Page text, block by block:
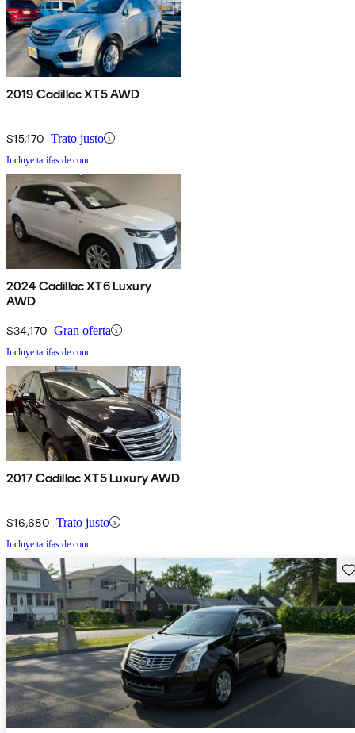
2019 Cadillac XT5 AWD
$15,170 Trato justo
Incluye tarifas de conc.
2024 Cadillac XT6 Luxury
AWD
$34,170 Gran oferta
Incluye tarifas de conc.
2017 Cadillac XT5 Luxury AWD
$16,680 Trato justo
Incluye tarifas de conc.